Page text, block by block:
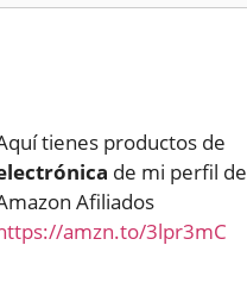
tienes productos de
de mi perfil de
Afiliados
amzn.to/3lpr3mC